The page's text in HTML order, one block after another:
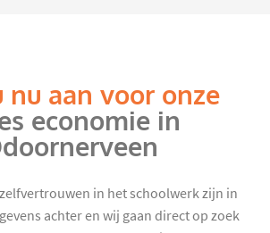
nu aan voor onze
economie in
in het schoolwerk zijn in
achter en wij gaan direct op zoek